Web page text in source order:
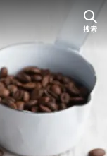
搜索